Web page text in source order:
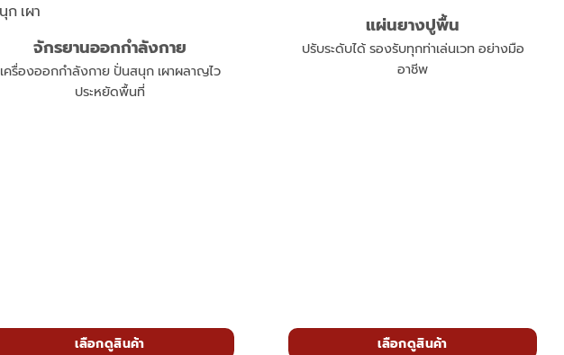
จักรยานออกกำลังกาย
เครื่องออกกำลังกาย ปั่นสนุก เผาผลาญไว
ประหยัดพื้นที่
เลือกดูสินค้า
แผ่นยางปูพื้น
ปรับระดับได้ รองรับทุกท่าเล่นเวท อย่างมือ
อาชีพ
เลือกดูสินค้า